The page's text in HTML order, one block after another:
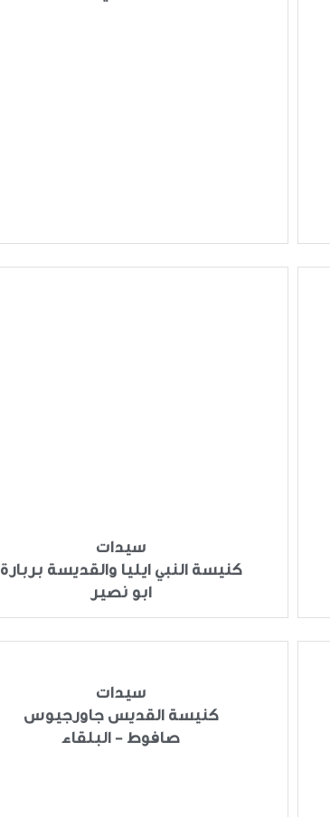
سيدات
كنيسة النبي ايليا والقديسة بربارة
ابو نصير
سيدات
كنيسة القديس جاورجيوس
صافوط - البلقاء